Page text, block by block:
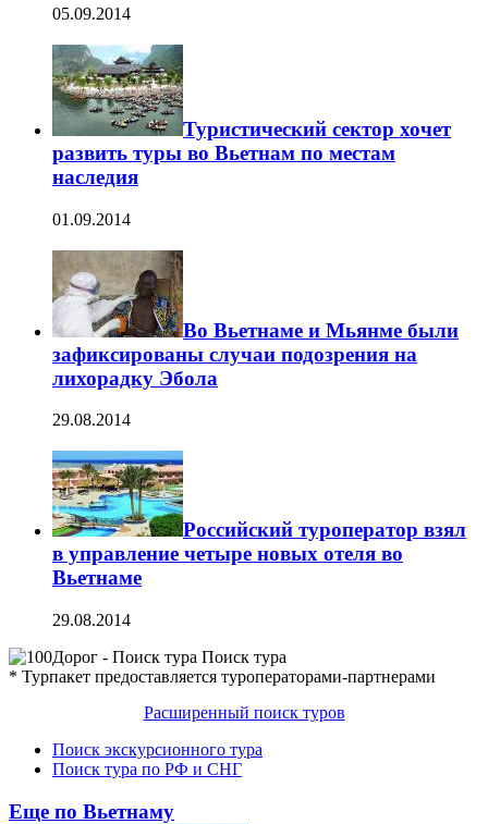
05.09.2014
Туристический сектор хочет
развить туры во Вьетнам по местам
наследия
01.09.2014
Во Вьетнаме и Мьянме были
зафиксированы случаи подозрения на
лихорадку Эбола
29.08.2014
Российский туроператор взял
в управление четыре новых отеля во
Вьетнаме
29.08.2014
Поиск тура
* Турпакет предоставляется туроператорами-партнерами
Расширенный поиск туров
Поиск экскурсионного тура
Поиск тура по РФ и СНГ
Еще по Вьетнаму